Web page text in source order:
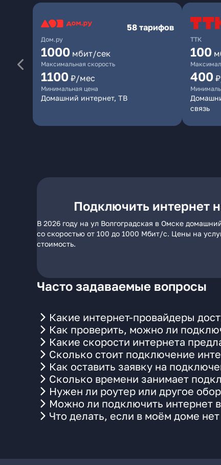
Дом.ру
58 тарифов
1000 мбит/сек
Максимальная скорость
1100 ₽/мес
Минимальная цена
Домашний интернет, ТВ
ТТК
100
400
связь
Подключить интернет
В 2026 году на ул Волгоградская в Омске
со скоростью от 100 до 1000 Мбит/с. Цены на
стоимость.
Часто задаваемые вопросы
Какие интернет-провайдеры
Как проверить, можно ли
Какие скорости интернета
Сколько стоит подключение
Как оставить заявку на
Сколько времени занимает
Нужен ли роутер или другое
Можно ли подключить интернет
Что делать, если в моём доме